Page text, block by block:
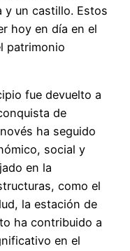
y un castillo. Estos
hoy en día en el
patrimonio
fue devuelto a
de
ha seguido
social y
en la
como el
la estación de
ha contribuido a
en el